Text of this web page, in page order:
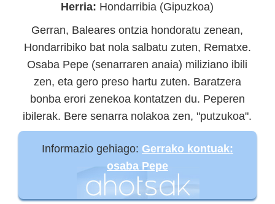
Herria: Hondarribia (Gipuzkoa)
Gerran, Baleares ontzia hondoratu zenean,
Hondarribiko bat nola salbatu zuten, Rematxe.
Osaba Pepe (senarraren anaia) miliziano ibili
zen, eta gero preso hartu zuten. Baratzera
bonba erori zenekoa kontatzen du. Peperen
ibilerak. Bere senarra nolakoa zen, "putzukoa".
Informazio gehiago: Gerrako kontuak:
osaba Pepe